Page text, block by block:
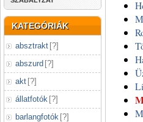
KATEGÓRIÁK
absztrakt [?]
abszurd [?]
akt [?]
állatfotók [?]
barlangfotók [?]